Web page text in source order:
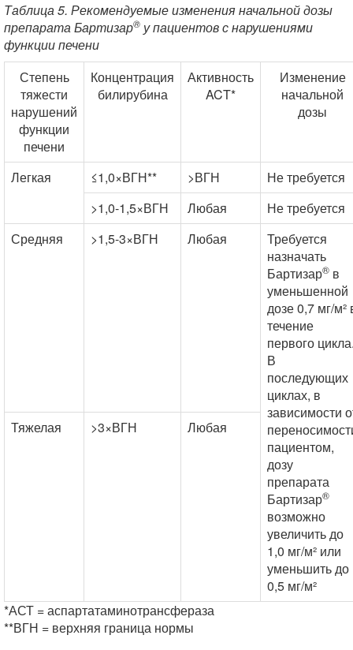
Таблица 5. Рекомендуемые изменения начальной дозы
препарата Бартизар® у пациентов с нарушениями
функции печени
Степень
тяжести
нарушений
функции
печени
Концентрация
билирубина
Активность
ACT*
Изменение
начальной
дозы
Легкая ≤1,0×ВГН** >ВГН
Не требуется
>1,0-1,5×ВГН
Любая
Не требуется
Средняя
>1,5-3×ВГН Любая
Требуется
назначать
Бартизар® в
уменьшенной
дозе 0,7 мг/м²
течение
первого
В
последующих
циклах, в
зависимости
пациентом,
дозу
препарата
Бартизар®
возможно
увеличить до
1,0 мг/м² или
уменьшить до
0,5 мг/м²
Тяжелая >3×ВГН Любая
*АСТ = аспартатаминотрансфераза
**ВГН = верхняя граница нормы